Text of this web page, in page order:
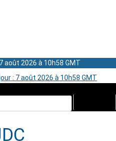
: 7 août 2026 à 10h58 GMT
août 2026 à 10h58 GMT